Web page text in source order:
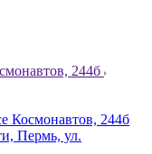
244б
Космонавтов, 244б
Пермь, ул.